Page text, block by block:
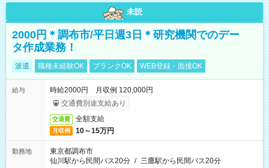
未読
2000円＊調布市/平日週3日＊研究機関でのデー
タ作成業務！
派遣 職種未経験OK ブランクOK WEB登録・面接OK
給与
時給2000円 月収例 120,000円
交通費別途支給あり
交通費 全額支給
月収例 10～15万円
勤務地
東京都調布市
仙川駅から民間バス20分 / 三鷹駅から民間バス20分